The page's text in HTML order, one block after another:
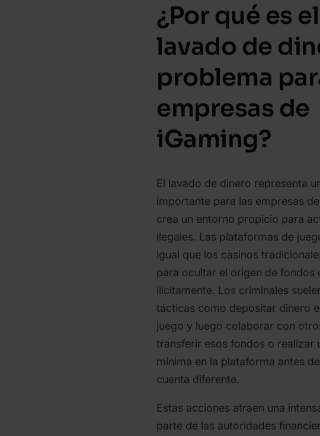
¿Por qué es el
lavado de
problema
empresas de
iGaming?
El lavado de dinero representa
importante para las empresas
crea un entorno propicio para
ilegales. Las plataformas de
igual que los casinos
para ocultar el origen de fondos
ilícitamente. Los criminales
tácticas como depositar dinero
juego y luego colaborar con
transferir esos fondos o realizar
mínima en la plataforma antes
cuenta diferente.
Estas acciones atraen una
parte de las autoridades